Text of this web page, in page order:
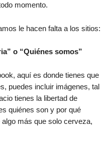
momento.
le hacen falta a los sitios:
o “Quiénes somos”
aquí es donde tienes que
puedes incluir imágenes, tal
tienes la libertad de
quiénes son y por qué
más que solo cerveza,